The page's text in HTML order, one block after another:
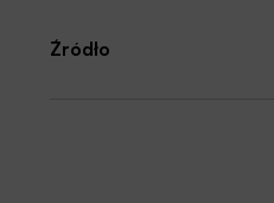
Źródło